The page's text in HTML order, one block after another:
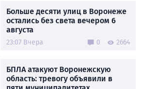
Больше десяти улиц в Воронеже
остались без света вечером 6
августа
23:07 Вчера 0 2664
БПЛА атакуют Воронежскую
область: тревогу объявили в